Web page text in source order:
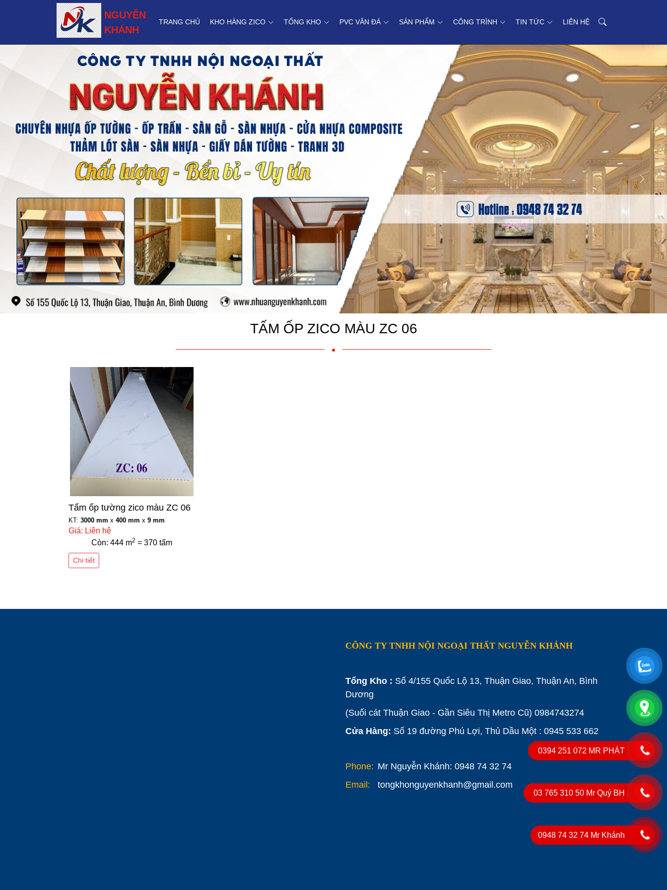
NGUYỄN
KHÁNH
TRANG CHỦ KHO HÀNG ZICO TỔNG KHO PVC VÂN ĐÁ SẢN PHẨM CÔNG TRÌNH TIN TỨC LIÊN HỆ
TẤM ỐP ZICO MÀU ZC 06
Tấm ốp tường zico màu ZC 06
KT: 3000 mm x 400 mm x 9 mm
Giá: Liên hệ
Còn: 444 m2 = 370 tấm
Chi tiết
CÔNG TY TNHH NỘI NGOẠI THẤT NGUYỄN KHÁNH
Tổng Kho : Số 4/155 Quốc Lộ 13, Thuận Giao, Thuận An, Bình
Dương
(Suối cát Thuận Giao - Gần Siêu Thị Metro Cũ) 0984743274
Cửa Hàng: Số 19 đường Phú Lợi, Thủ Dầu Một : 0945 533 662
Phone: Mr Nguyễn Khánh: 0948 74 32 74
Email:
tongkhonguyenkhanh@gmail.com
0394 251 072 MR PHÁT
03 765 310 50 Mr Quý BH
0948 74 32 74 Mr Khánh